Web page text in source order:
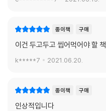
종이책 구매
이건 두고두고 씹어먹어야 할 책
k*****7 2021.06.20.
종이책 구매
인상적입니다